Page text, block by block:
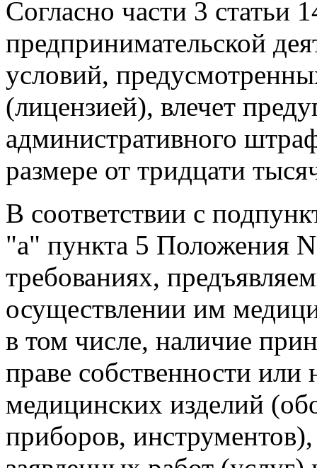
Согласно части 3
предпринимательской
условий,
(лицензией), влечет
административного
размере от тридцати
В соответствии с
"а" пункта 5 Положения
требованиях,
осуществлении им
в том числе, наличие
праве собственности
медицинских изделий
приборов,